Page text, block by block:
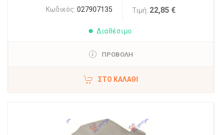
Κωδικός: 027907135 Τιμή: 22,85 €
Διαθέσιμο
ΠΡΟΒΟΛΗ
ΣΤΟ ΚΑΛΆΘΙ